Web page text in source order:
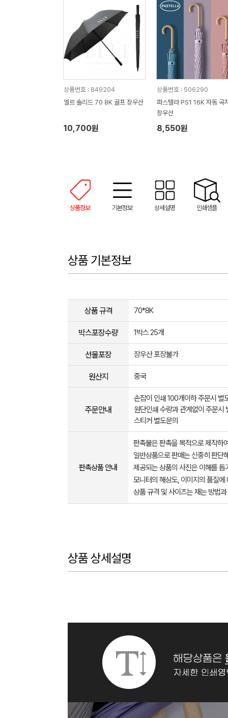
상품번호 : 849204
엘르 솔리드 70 8K 골프 장우산
10,700원
상품번호 : 506290
파스텔라 PS1 16K 자동 곡
장우산
8,550원
상품정보 기본정보 상세설명 인쇄샘플
상품 기본정보
상품 규격 70*8K
박스포장수량 1박스 25개
선물포장 장우산 포장불가
원산지 중국
주문안내
손잡이 인쇄 100개이하 주문시 별
원단인쇄 수량과 관계없이 주문시
스티커 별도문의
판촉상품 안내
판촉물은 판촉을 목적으로 제작하
일반상품으로 판매는 신중히 판단
제공되는 상품의 사진은 이해를
모니터의 해상도, 이미지의 품질
상품 규격 및 사이즈는 재는 방법
상품 상세설명